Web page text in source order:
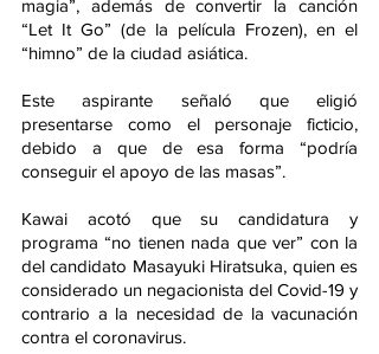
magia”, además de convertir la canción
“Let It Go” (de la película Frozen), en el
“himno” de la ciudad asiática.
Este aspirante señaló que eligió
presentarse como el personaje ficticio,
debido a que de esa forma “podría
conseguir el apoyo de las masas”.
Kawai acotó que su candidatura y
programa “no tienen nada que ver” con la
del candidato Masayuki Hiratsuka, quien es
considerado un negacionista del Covid-19 y
contrario a la necesidad de la vacunación
contra el coronavirus.